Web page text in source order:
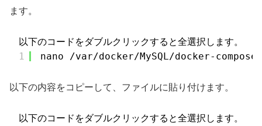
ます。
以下のコードをダブルクリックすると全選択します。
1
nano /var/docker/MySQL/docker-
以下の内容をコピーして、ファイルに貼り付けます。
以下のコードをダブルクリックすると全選択します。